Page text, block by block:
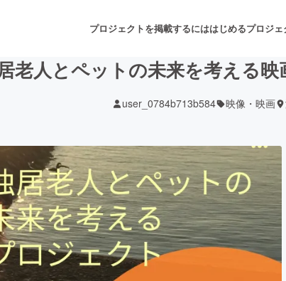
プロジェクトを掲載するにははじめるプロジ
音楽 舞
ゲーム・サービス開発 フー
書籍・雑誌出版 アニ
老人とペットの未来を考える映
user_0784b713b584 映像・映画